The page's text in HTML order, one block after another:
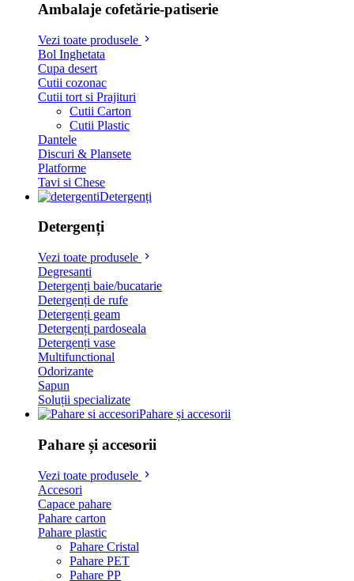
Ambalaje cofetărie-patiserie
Vezi toate produsele
Bol Inghetata
Cupa desert
Cutii cozonac
Cutii tort si Prajituri
Cutii Carton
Cutii Plastic
Dantele
Discuri & Plansete
Platforme
Tavi si Chese
Detergenți
Detergenți
Vezi toate produsele
Degresanti
Detergenți baie/bucatarie
Detergenți de rufe
Detergenți geam
Detergenți pardoseala
Detergenți vase
Multifunctional
Odorizante
Sapun
Soluții specializate
Pahare și accesorii
Pahare și accesorii
Vezi toate produsele
Accesori
Capace pahare
Pahare carton
Pahare plastic
Pahare Cristal
Pahare PET
Pahare PP